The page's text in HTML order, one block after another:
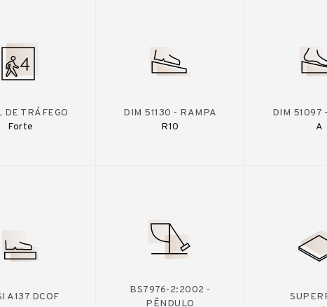
DE TRÁFEGO
Forte
DIM 51130 - RAMPA
R10
DIM 51097
A
A137 DCOF
BS7976-2:2002 -
PÊNDULO